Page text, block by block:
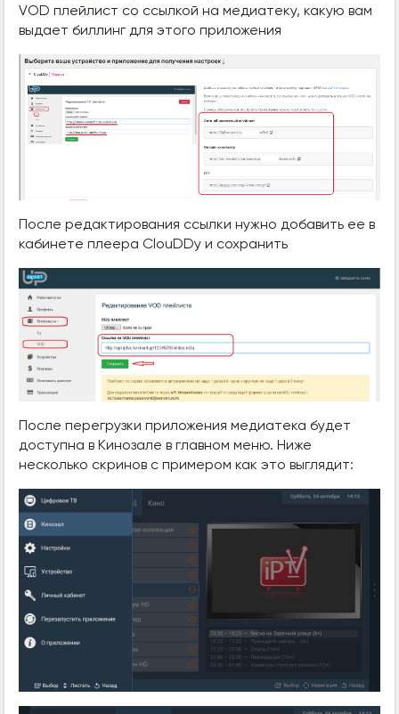
VOD плейлист со ссылкой на медиатеку, какую вам
выдает биллинг для этого приложения
После редактирования ссылки нужно добавить ее в
кабинете плеера ClouDDy и сохранить
После перегрузки приложения медиатека будет
доступна в Кинозале в главном меню. Ниже
несколько скринов с примером как это выглядит: